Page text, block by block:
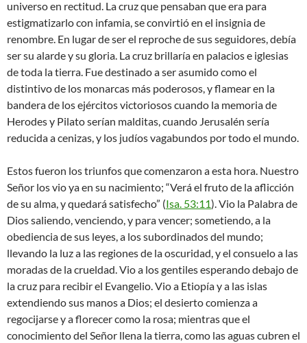
universo en rectitud. La cruz que pensaban que era para
estigmatizarlo con infamia, se convirtió en el insignia de
renombre. En lugar de ser el reproche de sus seguidores, debía
ser su alarde y su gloria. La cruz brillaría en palacios e iglesias
de toda la tierra. Fue destinado a ser asumido como el
distintivo de los monarcas más poderosos, y flamear en la
bandera de los ejércitos victoriosos cuando la memoria de
Herodes y Pilato serían malditas, cuando Jerusalén sería
reducida a cenizas, y los judíos vagabundos por todo el mundo.
Estos fueron los triunfos que comenzaron a esta hora. Nuestro
Señor los vio ya en su nacimiento; “Verá el fruto de la aflicción
de su alma, y quedará satisfecho” (Isa. 53:11). Vio la Palabra de
Dios saliendo, venciendo, y para vencer; sometiendo, a la
obediencia de sus leyes, a los subordinados del mundo;
llevando la luz a las regiones de la oscuridad, y el consuelo a las
moradas de la crueldad. Vio a los gentiles esperando debajo de
la cruz para recibir el Evangelio. Vio a Etiopía y a las islas
extendiendo sus manos a Dios; el desierto comienza a
regocijarse y a florecer como la rosa; mientras que el
conocimiento del Señor llena la tierra, como las aguas cubren el